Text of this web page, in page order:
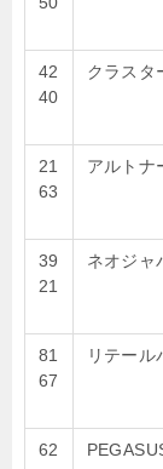
42
40
クラスタ
21
63
アルトナ
39
21
ネオジャ
81
67
リテール
62